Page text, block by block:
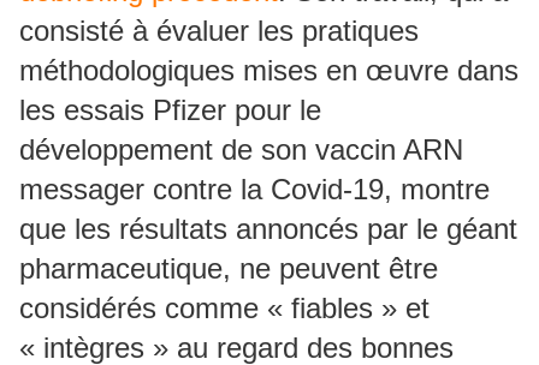
consisté à évaluer les pratiques
méthodologiques mises en œuvre dans
les essais Pfizer pour le
développement de son vaccin ARN
messager contre la Covid-19, montre
que les résultats annoncés par le géant
pharmaceutique, ne peuvent être
considérés comme « fiables » et
« intègres » au regard des bonnes